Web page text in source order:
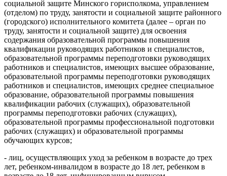
социальной защите Минского горисполкома, управлением
(отделом) по труду, занятости и социальной защите районного
(городского) исполнительного комитета (далее – орган по
труду, занятости и социальной защите) для освоения
содержания образовательной программы повышения
квалификации руководящих работников и специалистов,
образовательной программы переподготовки руководящих
работников и специалистов, имеющих высшее образование,
образовательной программы переподготовки руководящих
работников и специалистов, имеющих среднее специальное
образование, образовательной программы повышения
квалификации рабочих (служащих), образовательной
программы переподготовки рабочих (служащих),
образовательной программы профессиональной подготовки
рабочих (служащих) и образовательной программы
обучающих курсов;
- лиц, осуществляющих уход за ребенком в возрасте до трех
лет, ребенком-инвалидом в возрасте до 18 лет, ребенком в